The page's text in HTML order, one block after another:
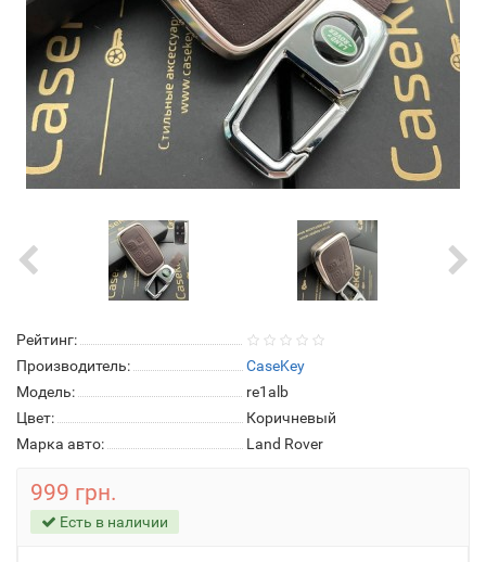
Рейтинг:
Производитель:
CaseKey
Модель:
re1alb
Цвет:
Коричневый
Марка авто:
Land Rover
999 грн.
Есть в наличии